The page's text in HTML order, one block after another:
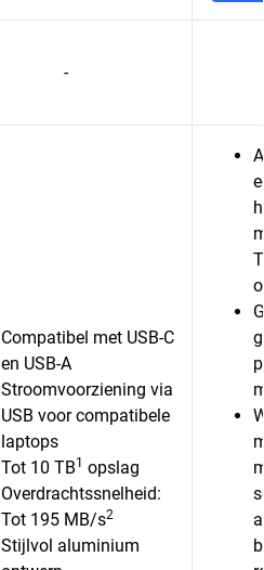
-
Compatibel met USB-C
en USB-A
Stroomvoorziening via
USB voor compatibele
laptops
Tot 10 TB1 opslag
Overdrachtssnelheid:
Tot 195 MB/s2
Stijlvol aluminium